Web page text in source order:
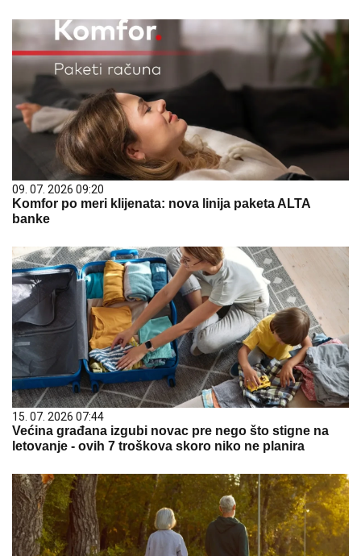
09. 07. 2026 09:20
Komfor po meri klijenata: nova linija paketa ALTA
banke
15. 07. 2026 07:44
Većina građana izgubi novac pre nego što stigne na
letovanje - ovih 7 troškova skoro niko ne planira